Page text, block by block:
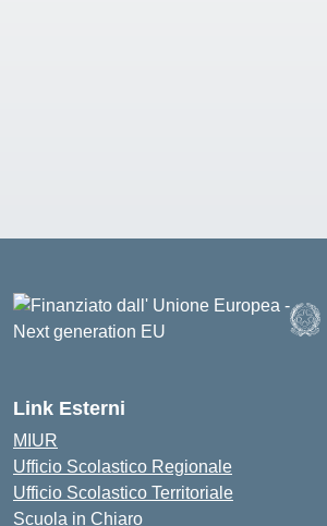
Link Esterni
MIUR
Ufficio Scolastico Regionale
Ufficio Scolastico Territoriale
Scuola in Chiaro